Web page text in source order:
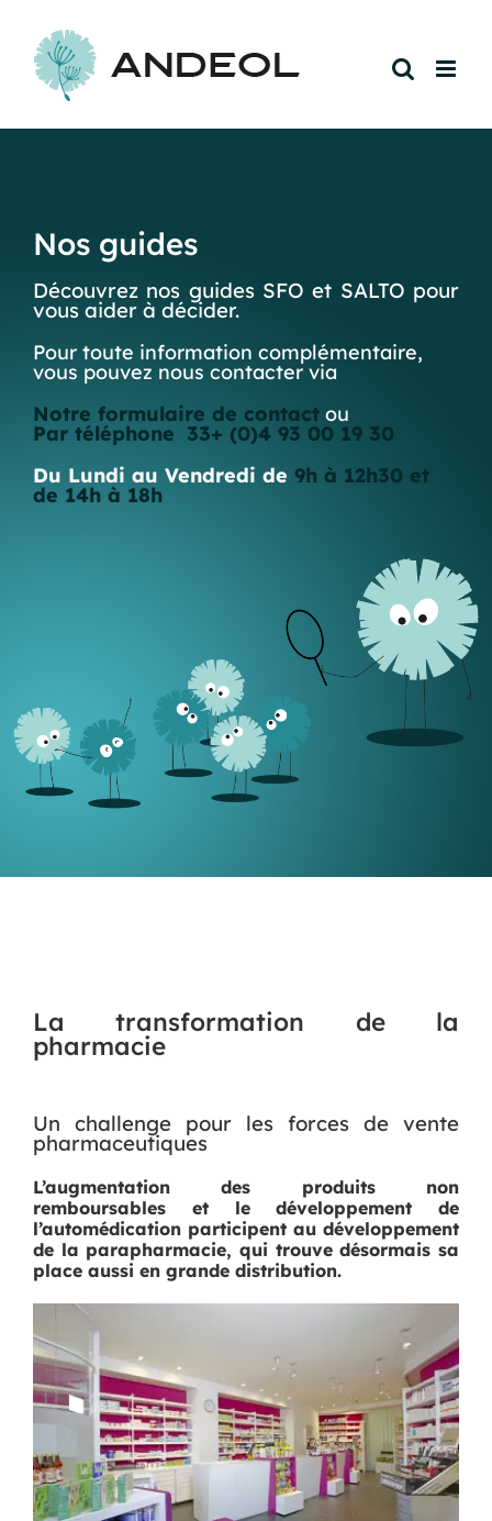
contenu
Nos guides
Découvrez nos guides SFO et SALTO pour
vous aider à décider.
Pour toute information complémentaire,
vous pouvez nous contacter via
Notre formulaire de contact ou
Par téléphone 33+ (0)4 93 00 19 30
Du Lundi au Vendredi de 9h à 12h30 et
de 14h à 18h
La transformation de la
pharmacie
Un challenge pour les forces de vente
pharmaceutiques
L’augmentation des produits non
remboursables et le développement de
l’automédication participent au développement
de la parapharmacie, qui trouve désormais sa
place aussi en grande distribution.